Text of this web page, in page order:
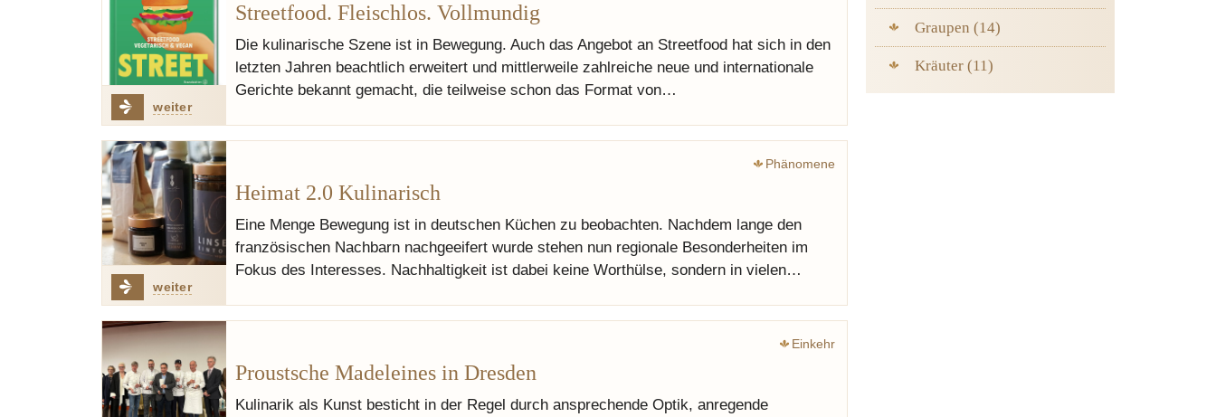
weiter
Streetfood. Fleischlos. Vollmundig
Die kulinarische Szene ist in Bewegung. Auch das Angebot an Streetfood hat sich in den
letzten Jahren beachtlich erweitert und mittlerweile zahlreiche neue und internationale
Gerichte bekannt gemacht, die teilweise schon das Format von…
weiter
Phänomene
Heimat 2.0 Kulinarisch
Eine Menge Bewegung ist in deutschen Küchen zu beobachten. Nachdem lange den
französischen Nachbarn nachgeeifert wurde stehen nun regionale Besonderheiten im
Fokus des Interesses. Nachhaltigkeit ist dabei keine Worthülse, sondern in vielen…
Einkehr
Proustsche Madeleines in Dresden
Kulinarik als Kunst besticht in der Regel durch ansprechende Optik, anregende
Graupen (14)
Kräuter (11)